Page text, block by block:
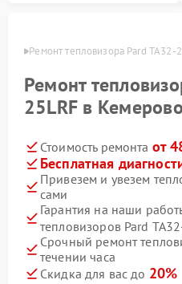
Ремонт тепловизора Pard TA32-
Ремонт
25LRF в Кемерово
Стоимость ремонта от
Бесплатная
Привезем и увезем
сами
Гарантия на наши
тепловизоров Pard
Срочный ремонт
течении часа
Скидка для вас до 20%